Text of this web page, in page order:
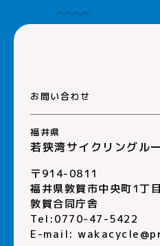
お問い合わせ
福井県
若狭湾サイクリングル
〒914-0811
福井県敦賀市中央町1丁
敦賀合同庁舎
Tel:0770-47-5422
E-mail: